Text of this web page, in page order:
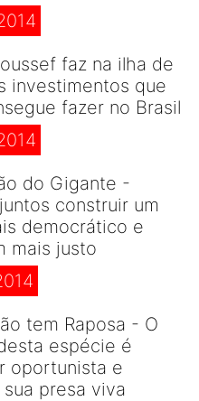
faz na ilha de
investimentos que
fazer no Brasil
do Gigante -
construir um
democrático e
mais justo
tem Raposa - O
espécie é
oportunista e
sua presa viva